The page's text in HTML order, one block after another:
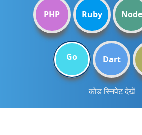
PHP Ruby Node
Go Dart
कोड स्निपेट देखें